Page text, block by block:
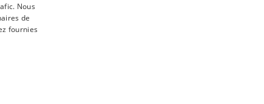
Nous
de
fournies